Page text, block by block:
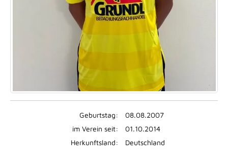
Geburtstag:
08.08.2007
im Verein seit:
01.10.2014
Herkunftsland:
Deutschland